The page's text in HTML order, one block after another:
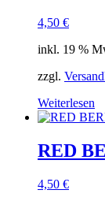
4,50 €
inkl. 19 %
zzgl.
Weiterlesen
RED
4,50 €